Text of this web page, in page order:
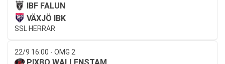
IBF FALUN
VÄXJÖ IBK
SSL HERRAR
22/9 16:00 - OMG 2